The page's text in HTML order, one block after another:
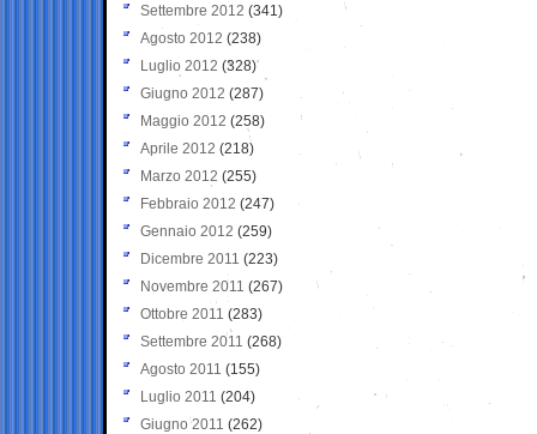
Settembre 2012 (341)
Agosto 2012 (238)
Luglio 2012 (328)
Giugno 2012 (287)
Maggio 2012 (258)
Aprile 2012 (218)
Marzo 2012 (255)
Febbraio 2012 (247)
Gennaio 2012 (259)
Dicembre 2011 (223)
Novembre 2011 (267)
Ottobre 2011 (283)
Settembre 2011 (268)
Agosto 2011 (155)
Luglio 2011 (204)
Giugno 2011 (262)